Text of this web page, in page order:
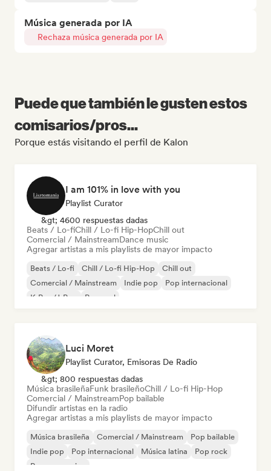
Música generada por IA
Rechaza música generada por IA
Puede que también le gusten estos
comisarios/pros...
Porque estás visitando el perfil de Kalon
I am 101% in love with you
Playlist Curator
&gt; 4600 respuestas dadas
Beats / Lo-fiChill / Lo-fi Hip-HopChill out
Comercial / MainstreamDance music
Agregar artistas a mis playlists de mayor impacto
Beats / Lo-fi Chill / Lo-fi Hip-Hop
Chill out
Comercial / Mainstream
Indie pop
Pop internacional
K-Pop/J-Pop
Pop soul
Luci Moret
Playlist Curator, Emisoras De Radio
&gt; 800 respuestas dadas
Música brasileñaFunk brasileñoChill / Lo-fi Hip-Hop
Comercial / MainstreamPop bailable
Difundir artistas en la radio
Agregar artistas a mis playlists de mayor impacto
Música brasileña Comercial / Mainstream
Pop bailable
Indie pop
Pop internacional Música latina
Pop rock
Pop progresivo